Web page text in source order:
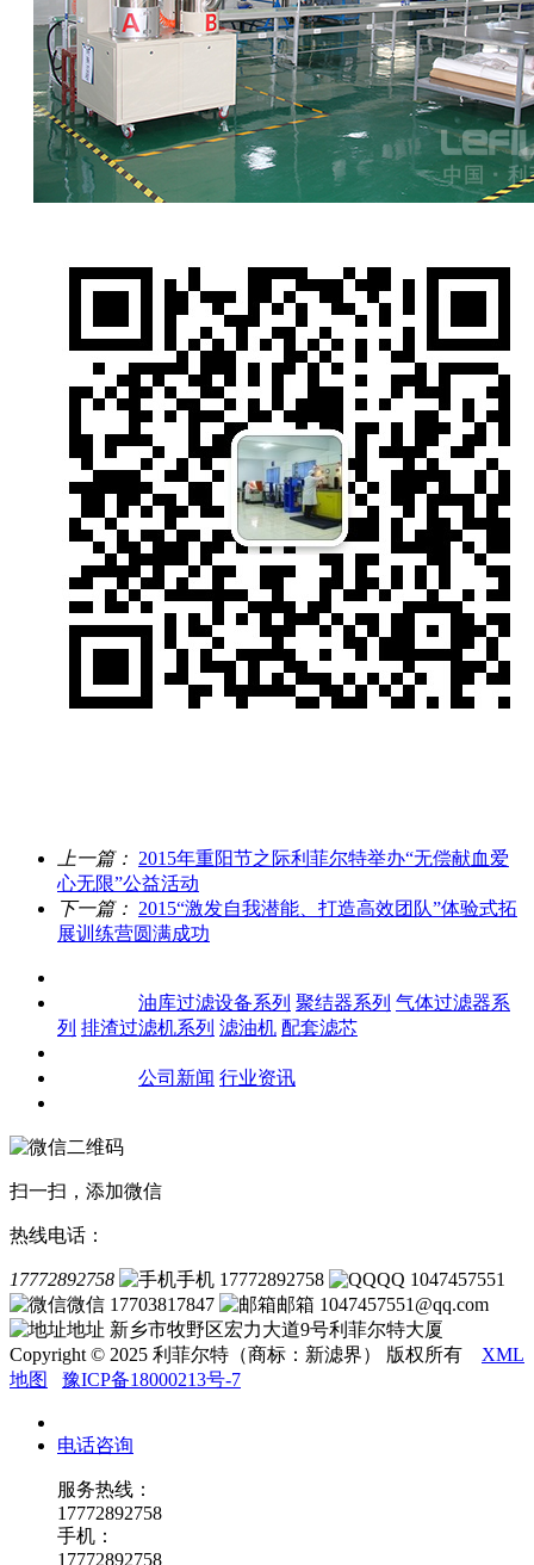
上一篇： 2015年重阳节之际利菲尔特举办“无偿献血爱
心无限”公益活动
下一篇： 2015“激发自我潜能、打造高效团队”体验式拓
展训练营圆满成功
油库过滤设备系列 聚结器系列 气体过滤器系
列 排渣过滤机系列 滤油机 配套滤芯
公司新闻 行业资讯
扫一扫，添加微信
热线电话：
17772892758 手机 17772892758
QQ 1047457551
微信 17703817847
邮箱 1047457551@qq.com
地址 新乡市牧野区宏力大道9号利菲尔特大厦
Copyright © 2025 利菲尔特（商标：新滤界） 版权所有 XML
地图
豫ICP备18000213号-7
电话咨询
服务热线：
17772892758
手机：
17772892758